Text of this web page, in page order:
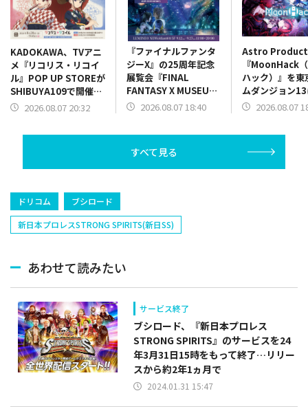
KADOKAWA、TVアニ
メ『リコリス・リコイ
ル』POP UP STOREが
SHIBUYA109で開催決
定 2026.08.07 20:32
『ファイナルファンタ
ジーX』の25周年記念
展覧会『FINAL
FANTASY X MUSEUM-
幻光の記憶-』チケット
2026.08.07 18:40
Astro
『MoonHack
ハック）』を東
ムダンジョン
展！リズムアク
2026.08.07
すべて見る
ドリコム
ブシロード
新日本プロレスSTRONG SPIRITS(新日SS)
あわせて読みたい
サービス終了
ブシロード、『新日本プロレス
STRONG SPIRITS』のサービスを24
年3月31日15時をもって終了…リリー
スから約2年1ヵ月で
2024.01.31 15:47